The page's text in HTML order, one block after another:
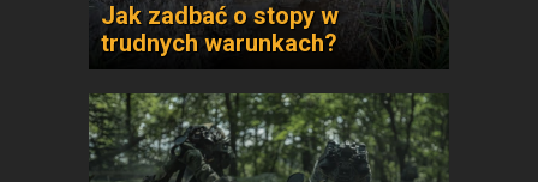
Jak zadbać o stopy w
trudnych warunkach?